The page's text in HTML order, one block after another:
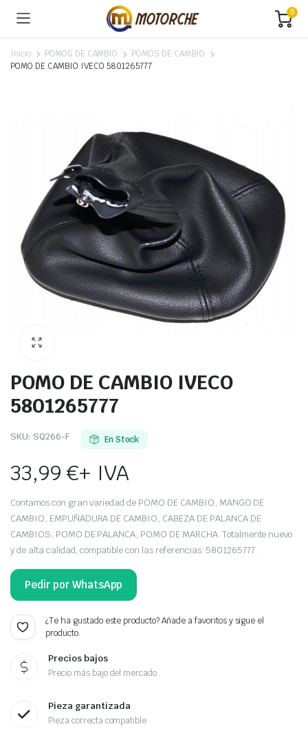
0
Inicio POMOS DE CAMBIO
POMOS DE CAMBIO
POMO DE CAMBIO IVECO 5801265777
POMO DE CAMBIO IVECO
5801265777
SKU: SQ266-F En Stock
33,99€+ IVA
Contamos con gran variedad de POMO DE CAMBIO, MANGO DE
CAMBIO, EMPUÑADURA DE CAMBIO, CABEZA DE PALANCA DE
CAMBIOS, POMO DE PALANCA, POMO DE MARCHA. Totalmente nuevo
y de alta calidad, compatible con las referencias: 5801265777.
Pedir por WhatsApp
¿Te ha gustado este producto? Añade a favoritos y sigue el
producto.
Precios bajos
Precio más bajo del mercado
Pieza garantizada
Pieza correcta compatible